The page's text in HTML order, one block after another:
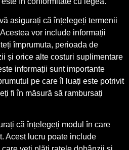
asigurați că înțelegeți termenii
vor include informații
împrumuta, perioada de
și orice alte costuri suplimentare
informații sunt importante
pe care îl luați este potrivit
fi în măsură să rambursați
că înțelegeți modul în care
Acest lucru poate include